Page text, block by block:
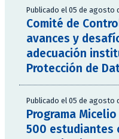
Publicado el 05 de agosto
Comité de
avances y
adecuación
Protección de
Publicado el 05 de agosto
Programa
500 estudiantes